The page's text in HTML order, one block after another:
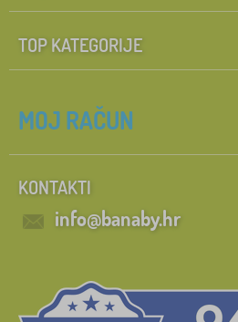
TOP KATEGORIJE
MOJ RAČUN
KONTAKTI
info@banaby.hr